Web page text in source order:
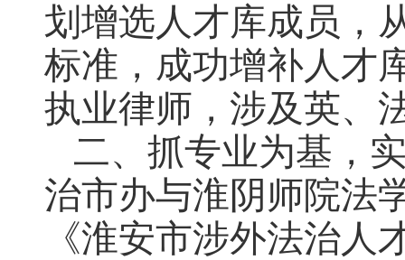
划增选人才库成员，
标准，成功增补人才
执业律师，涉及英、
二、抓专业为基，
治市办与淮阴师院法
《淮安市涉外法治